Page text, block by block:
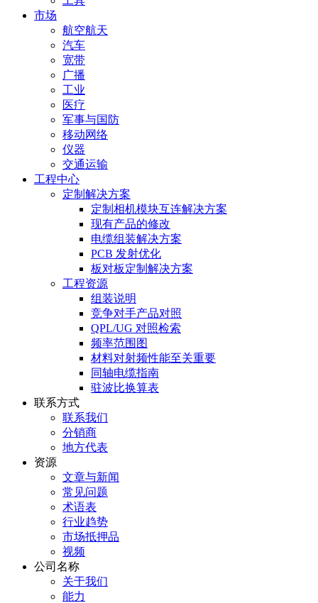
市场
航空航天
汽车
宽带
广播
工业
医疗
军事与国防
移动网络
仪器
交通运输
工程中心
定制解决方案
定制相机模块互连解决方案
现有产品的修改
电缆组装解决方案
PCB 发射优化
板对板定制解决方案
工程资源
组装说明
竞争对手产品对照
QPL/UG 对照检索
频率范围图
材料对射频性能至关重要
同轴电缆指南
驻波比换算表
联系方式
联系我们
分销商
地方代表
资源
文章与新闻
常见问题
术语表
行业趋势
市场抵押品
视频
公司名称
关于我们
能力